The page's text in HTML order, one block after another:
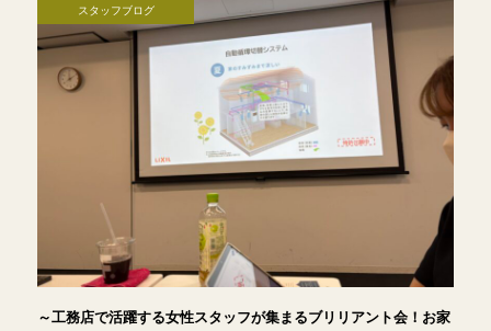
スタッフブログ
～工務店で活躍する女性スタッフが集まるブリリアント会！お家